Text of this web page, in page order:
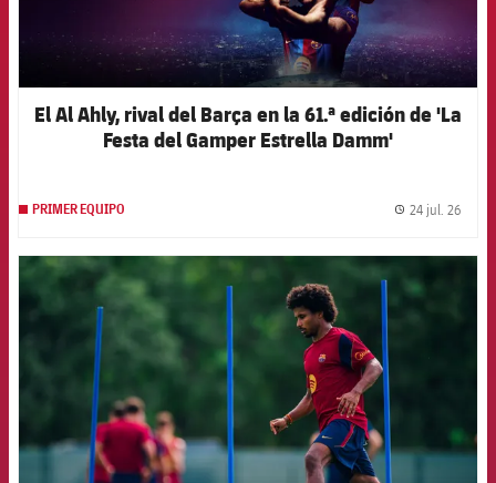
El Al Ahly, rival del Barça en la 61.ª edición de 'La
Festa del Gamper Estrella Damm'
PRIMER EQUIPO 24 jul. 26
FCB Barcelona badge